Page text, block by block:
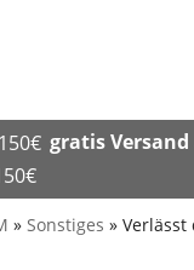
gratis Versand
» Sonstiges » Verlässt